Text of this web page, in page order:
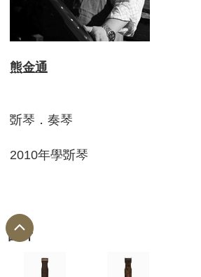
熊金通
斲琴．奏琴
2010年學斲琴
圖片